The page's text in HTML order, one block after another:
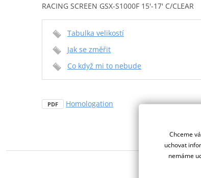
RACING SCREEN GSX-S1000F 15'-17' C/CLEAR
Tabulka velikostí
Jak se změřit
Co když mi to nebude
PDF Homologation
Chceme
uchovat
nemáme